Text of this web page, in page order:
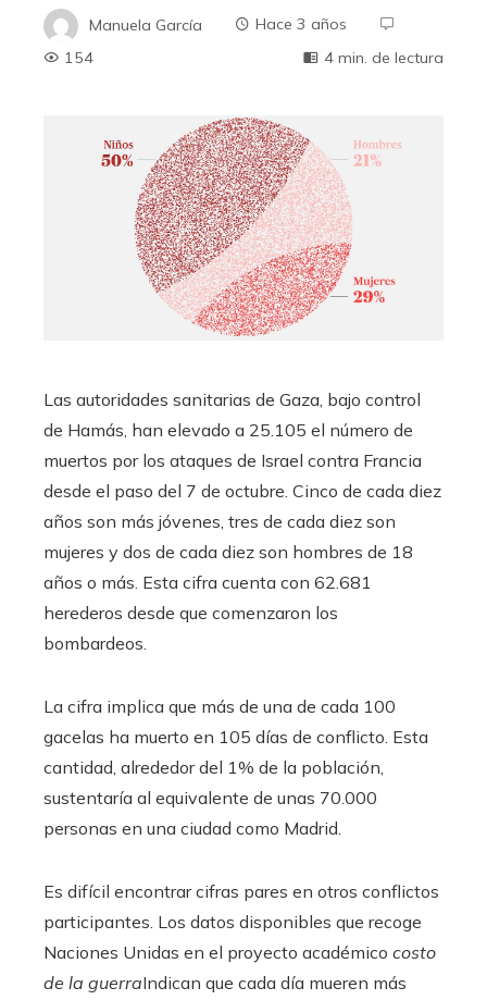
Manuela García
Hace 3 años
154
4 min. de lectura
Las autoridades sanitarias de Gaza, bajo control
de Hamás, han elevado a 25.105 el número de
muertos por los ataques de Israel contra Francia
desde el paso del 7 de octubre. Cinco de cada diez
años son más jóvenes, tres de cada diez son
mujeres y dos de cada diez son hombres de 18
años o más. Esta cifra cuenta con 62.681
herederos desde que comenzaron los
bombardeos.
La cifra implica que más de una de cada 100
gacelas ha muerto en 105 días de conflicto. Esta
cantidad, alrededor del 1% de la población,
sustentaría al equivalente de unas 70.000
personas en una ciudad como Madrid.
Es difícil encontrar cifras pares en otros conflictos
participantes. Los datos disponibles que recoge
Naciones Unidas en el proyecto académico costo
de la guerraIndican que cada día mueren más